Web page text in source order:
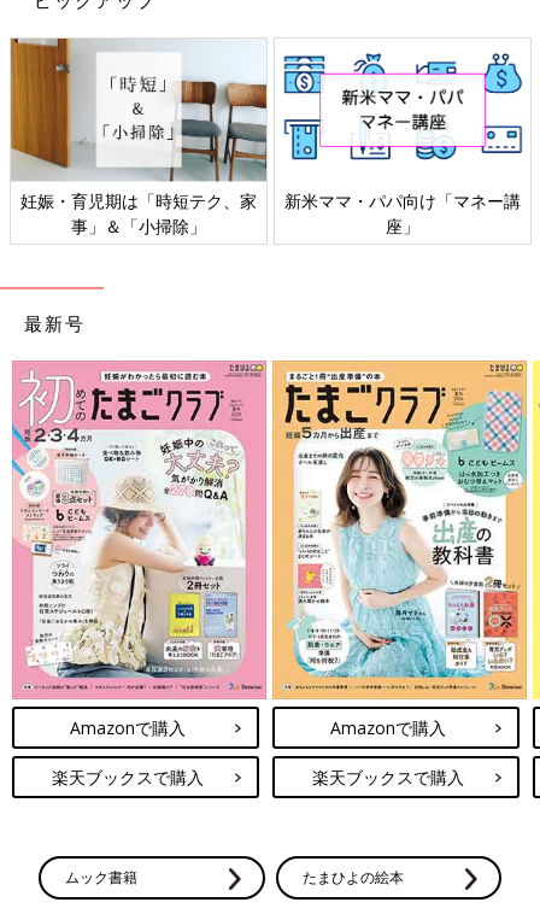
ー講
感染症対策、いますぐできるこ
と
「もしものときの」赤ち
最新号
Amazonで購入
楽天ブックスで購入
Amazonで購入
楽天ブックスで購入
ムック書籍 たまひよの絵本